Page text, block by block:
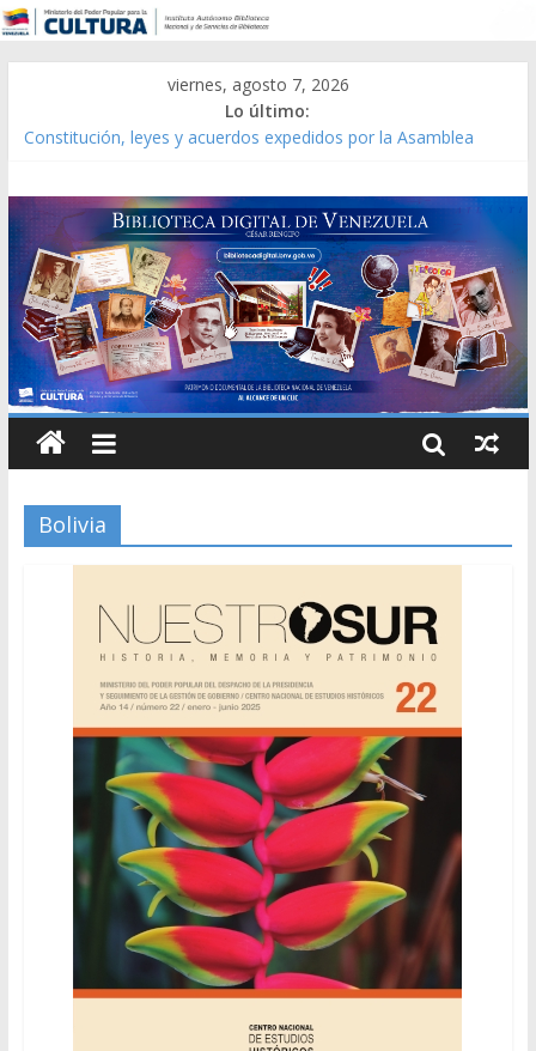
viernes, agosto 7, 2026
Lo último:
Catálogo temático de obras de Modesta Bor
Una Parálisis [material gráfico]
Modesta Bor Sánchez [material gráfico]
Gaceta Oficial de la República de Venezuela año CXXXIII Mes V,
Caracas 09 de marzo de 2006 N° 38.394
Bolivia